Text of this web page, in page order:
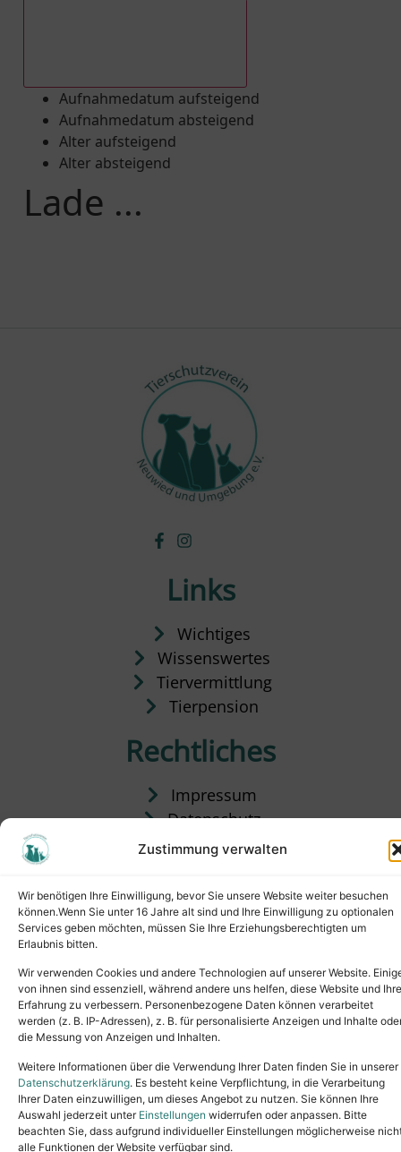
Zustimmung verwalten
Wir benötigen Ihre Einwilligung, bevor Sie unsere Website weiter besuchen
können.Wenn Sie unter 16 Jahre alt sind und Ihre Einwilligung zu optionalen
Services geben möchten, müssen Sie Ihre Erziehungsberechtigten um
Erlaubnis bitten.
Wir verwenden Cookies und andere Technologien auf unserer Website.
von ihnen sind essenziell, während andere uns helfen, diese Website und Ihre
Erfahrung zu verbessern. Personenbezogene Daten können verarbeitet
werden (z. B. IP-Adressen), z. B. für personalisierte Anzeigen und Inhalte
die Messung von Anzeigen und Inhalten.
Weitere Informationen über die Verwendung Ihrer Daten finden Sie in unserer
Datenschutzerklärung. Es besteht keine Verpflichtung, in die Verarbeitung
Ihrer Daten einzuwilligen, um dieses Angebot zu nutzen. Sie können Ihre
Auswahl jederzeit unter Einstellungen widerrufen oder anpassen. Bitte
beachten Sie, dass aufgrund individueller Einstellungen möglicherweise
alle Funktionen der Website verfügbar sind.
Aufnahmedatum aufsteigend
Aufnahmedatum absteigend
Alter aufsteigend
Alter absteigend
Lade ...
Links
Wichtiges
Wissenswertes
Tiervermittlung
Tierpension
Rechtliches
Impressum
Datenschutz
Satzung
Copyright © 2024. All rights reserved.
Tel.: (02631) 55356buero@tierheim-neuwied.de
Ludwigshof 1, 56567 Neuwied